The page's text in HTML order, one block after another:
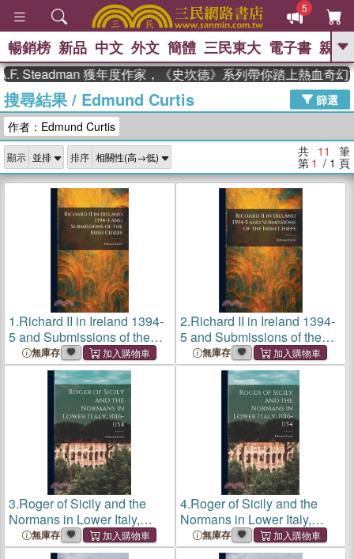
5
GO
熱搜： 東野圭吾 高希均教授回憶錄
、 The Odyssey 、 父親節 、 如果歷
獎 臺灣漫遊錄 、 方念華 、 台灣的李
登輝時代
數學女孩：黎曼猜想 、
偉大的迷走神經
暢銷榜 新品 中文 外文 簡體 三民東大 電子書 親子
Steadman 獲年度作家，《史坎德》系列帶你踏上熱血奇幻旅
搜尋結果/ Edmund Curtis
篩選
作者：Edmund Curtis
顯示 排序 共 11 筆
第 1 / 1 頁
1.Richard II in Ireland 1394-
5 and Submissions of the
Irish Chiefs
無庫存
2.Richard II in Ireland 1394-
5 and Submissions of the
Irish Chiefs
無庫存
3.Roger of Sicily and the
Normans in Lower Italy,
1016-1154
無庫存
4.Roger of Sicily and the
Normans in Lower Italy,
1016-1154
無庫存